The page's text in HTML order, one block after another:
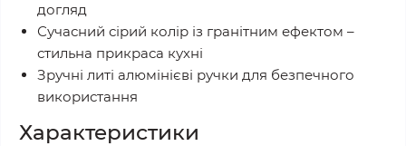
догляд
Сучасний сірий колір із гранітним ефектом –
стильна прикраса кухні
Зручні литі алюмінієві ручки для безпечного
використання
Характеристики